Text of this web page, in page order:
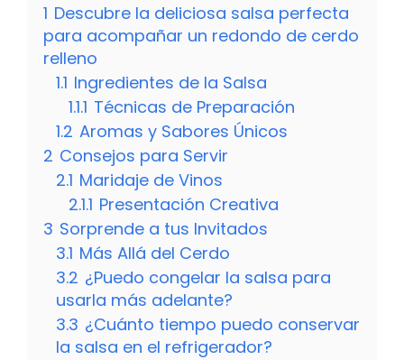
1 Descubre la deliciosa salsa perfecta
para acompañar un redondo de cerdo
relleno
1.1 Ingredientes de la Salsa
1.1.1 Técnicas de Preparación
1.2 Aromas y Sabores Únicos
2 Consejos para Servir
2.1 Maridaje de Vinos
2.1.1 Presentación Creativa
3 Sorprende a tus Invitados
3.1 Más Allá del Cerdo
3.2 ¿Puedo congelar la salsa para
usarla más adelante?
3.3 ¿Cuánto tiempo puedo conservar
la salsa en el refrigerador?